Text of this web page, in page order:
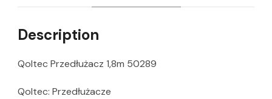
Description
Qoltec Przedłużacz 1,8m 50289
Qoltec: Przedłużacze